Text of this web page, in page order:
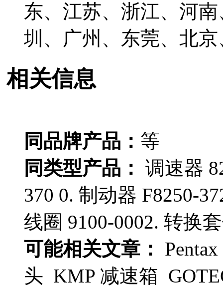
东、江苏、浙江、河
圳、广州、东莞、北
相关信息
同品牌产品： 等
同类型产品： 调速器
370 0. 制动器 F8250-
线圈 9100-0002. 转换
可能相关文章：
头 KMP 减速箱